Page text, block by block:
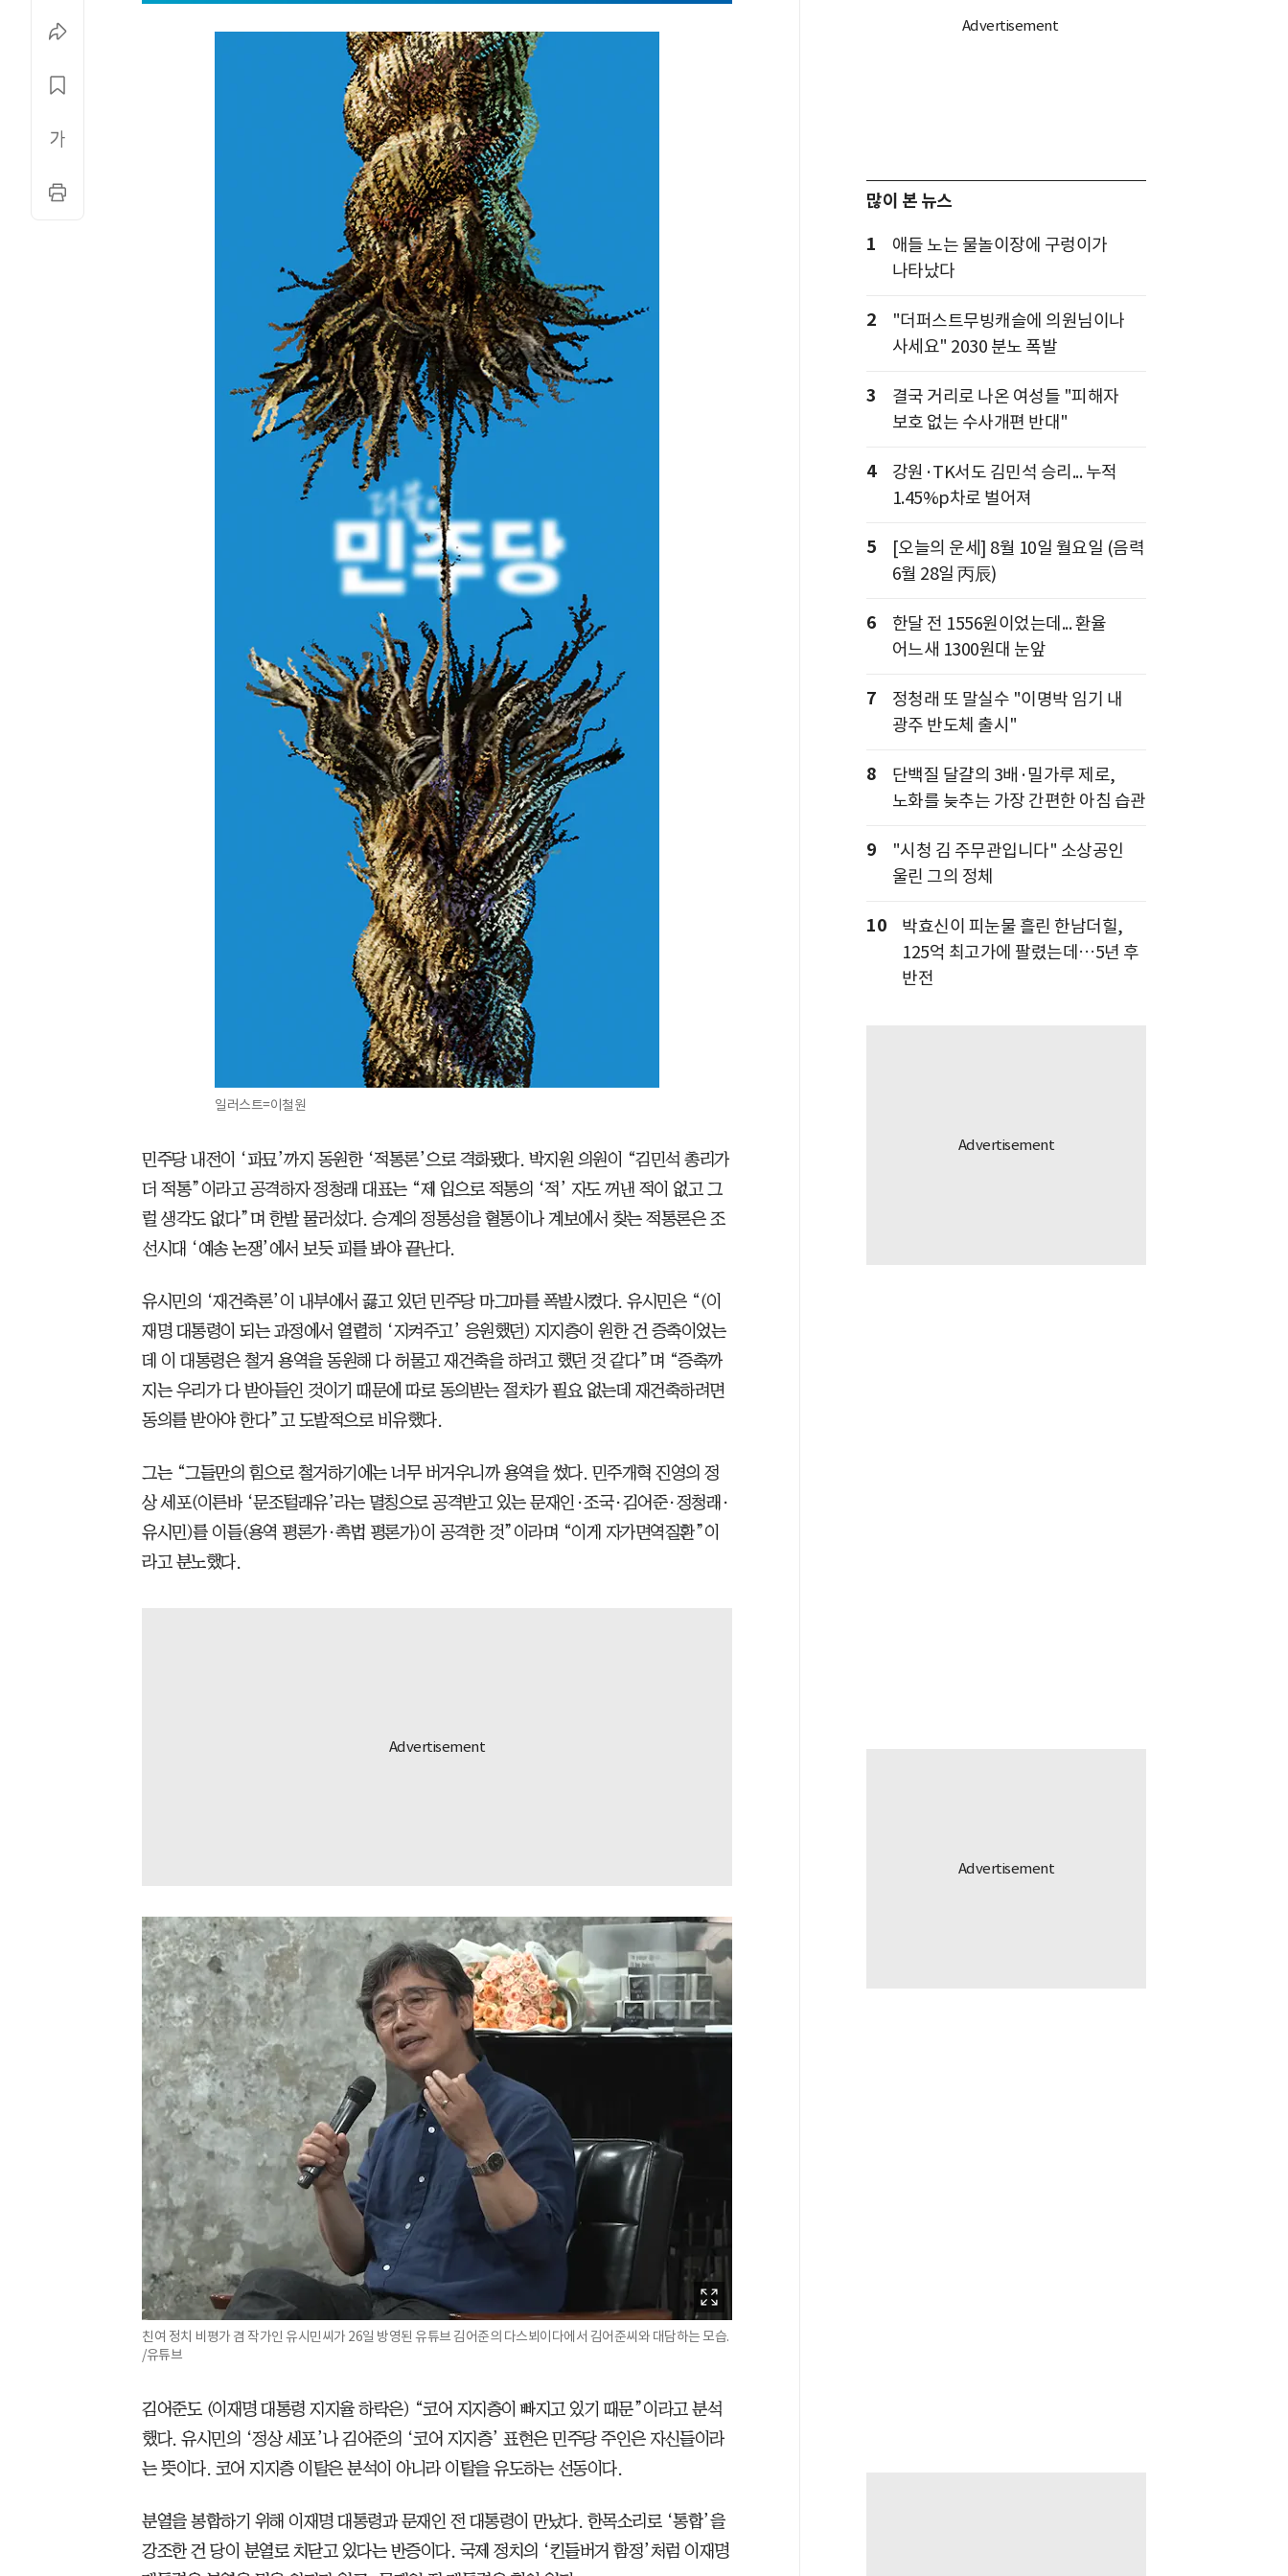
일러스트=이철원
민주당 내전이 ‘파묘’까지 동원한 ‘적통론’으로 격화됐다. 박지원 의원이 “김민석 총리가
더 적통”이라고 공격하자 정청래 대표는 “제 입으로 적통의 ‘적’ 자도 꺼낸 적이 없고 그
럴 생각도 없다”며 한발 물러섰다. 승계의 정통성을 혈통이나 계보에서 찾는 적통론은 조
선시대 ‘예송 논쟁’에서 보듯 피를 봐야 끝난다.
유시민의 ‘재건축론’이 내부에서 끓고 있던 민주당 마그마를 폭발시켰다. 유시민은 “(이
재명 대통령이 되는 과정에서 열렬히 ‘지켜주고’ 응원했던) 지지층이 원한 건 증축이었는
데 이 대통령은 철거 용역을 동원해 다 허물고 재건축을 하려고 했던 것 같다”며 “증축까
지는 우리가 다 받아들인 것이기 때문에 따로 동의받는 절차가 필요 없는데 재건축하려면
동의를 받아야 한다”고 도발적으로 비유했다.
그는 “그들만의 힘으로 철거하기에는 너무 버거우니까 용역을 썼다. 민주개혁 진영의 정
상 세포(이른바 ‘문조털래유’라는 멸칭으로 공격받고 있는 문재인·조국·김어준·정청래·
유시민)를 이들(용역 평론가·촉법 평론가)이 공격한 것”이라며 “이게 자가면역질환”이
라고 분노했다.
친여 정치 비평가 겸 작가인 유시민씨가 26일 방영된 유튜브 김어준의 다스뵈이다에서 김어준씨와 대담하는 모습.
/유튜브
김어준도 (이재명 대통령 지지율 하락은) “코어 지지층이 빠지고 있기 때문”이라고 분석
했다. 유시민의 ‘정상 세포’나 김어준의 ‘코어 지지층’ 표현은 민주당 주인은 자신들이라
는 뜻이다. 코어 지지층 이탈은 분석이 아니라 이탈을 유도하는 선동이다.
분열을 봉합하기 위해 이재명 대통령과 문재인 전 대통령이 만났다. 한목소리로 ‘통합’을
강조한 건 당이 분열로 치닫고 있다는 반증이다. 국제 정치의 ‘킨들버거 함정’처럼 이재명
많이 본 뉴스
1
애들 노는 물놀이장에 구렁이가
나타났다
2
"더퍼스트무빙캐슬에 의원님이나
사세요" 2030 분노 폭발
3
결국 거리로 나온 여성들 "피해자
보호 없는 수사개편 반대"
4
강원·TK서도 김민석 승리... 누적
1.45%p차로 벌어져
5
[오늘의 운세] 8월 10일 월요일 (음력
6월 28일 丙辰)
6
한달 전 1556원이었는데... 환율
어느새 1300원대 눈앞
7
정청래 또 말실수 "이명박 임기 내
광주 반도체 출시"
8
단백질 달걀의 3배·밀가루 제로,
노화를 늦추는 가장 간편한 아침 습관
9
"시청 김 주무관입니다" 소상공인
울린 그의 정체
10
박효신이 피눈물 흘린 한남더힐,
125억 최고가에 팔렸는데…5년 후
반전